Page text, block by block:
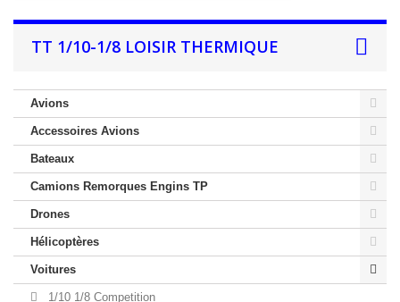
TT 1/10-1/8 LOISIR THERMIQUE
Avions
Accessoires Avions
Bateaux
Camions Remorques Engins TP
Drones
Hélicoptères
Voitures
1/10 1/8 Competition